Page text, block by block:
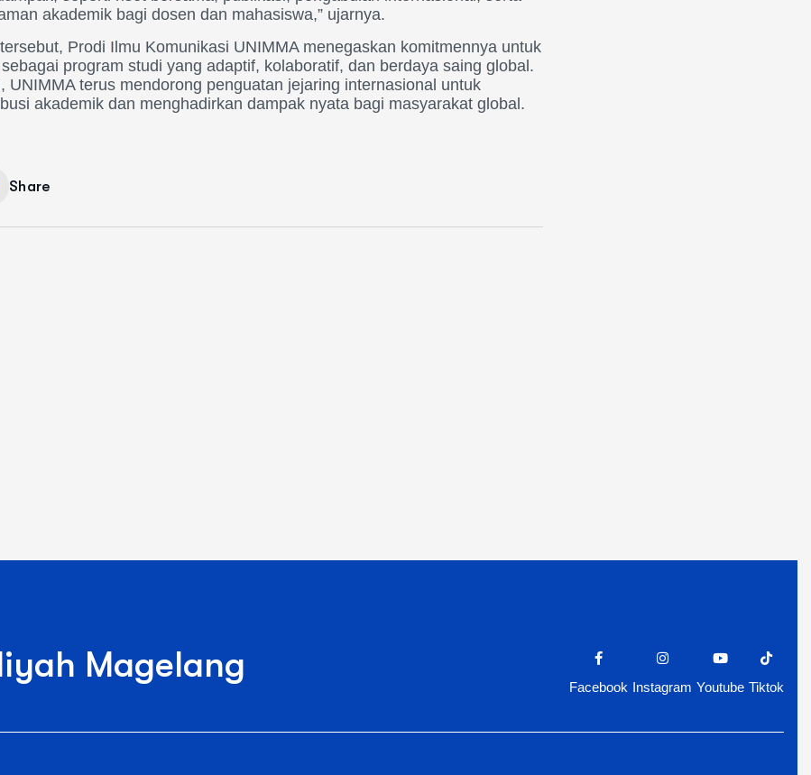
akademik bagi dosen dan mahasiswa,” ujarnya.
Prodi Ilmu Komunikasi UNIMMA menegaskan komitmennya untuk
program studi yang adaptif, kolaboratif, dan berdaya saing global.
UNIMMA terus mendorong penguatan jejaring internasional untuk
akademik dan menghadirkan dampak nyata bagi masyarakat global.
Share
Magelang
Facebook Instagram Youtube Tiktok